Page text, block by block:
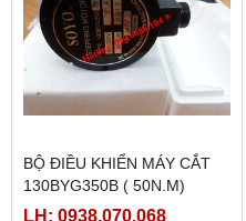
BỘ ĐIỀU KHIỂN MÁY CẮT
130BYG350B ( 50N.M)
LH: 0938.070.068